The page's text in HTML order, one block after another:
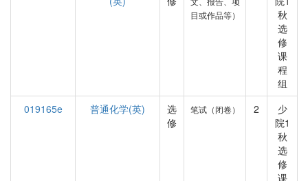
目或作品等）
秋
选
修
课
程
组
019165e
普通化学(英)
选
修
笔试（闭卷） 2
少
院1
秋
选
修
课